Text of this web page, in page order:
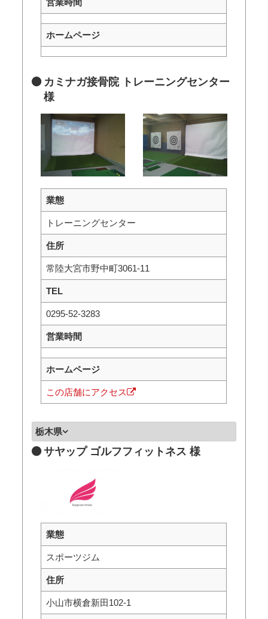
営業時間
ホームページ
カミナガ接骨院 トレーニングセンター
様
業態
トレーニングセンター
住所
常陸大宮市野中町3061-11
TEL
0295-52-3283
営業時間
ホームページ
この店舗にアクセス
栃木県
サヤップ ゴルフフィットネス 様
業態
スポーツジム
住所
小山市横倉新田102-1